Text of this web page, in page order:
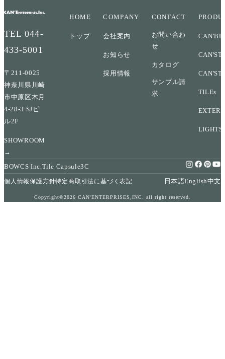
TEL044-
433-5001
〒211-0025
神奈川県川崎
市中原区木月
4-28-3 SJビ
ル2F
SHOWROOM
→
HOME
トップ
COMPANY
会社案内
お知らせ
採用情報
CONTACT
お問い合わ
せ
カタログ
サンプル請
求
TILEs
LIGHTS
BOWCS Inc.Tile Capsule3C
個人情報保護方針特定商取引法に基づく表記 日本語English中文
Copyright©2026 CAN'ENTERPRISES,INC. all right reserved.